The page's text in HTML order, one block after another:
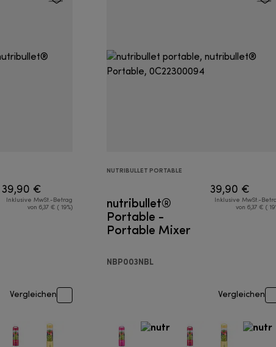
39,90 €
Inklusive MwSt.-Betrag
von 6,37 € ( 19%)
Vergleichen
NUTRIBULLET PORTABLE
nutribullet®
Portable -
Portable Mixer
NBP003NBL
39,90 €
Inklusive MwSt.-
von 6,37 € (
Vergleichen